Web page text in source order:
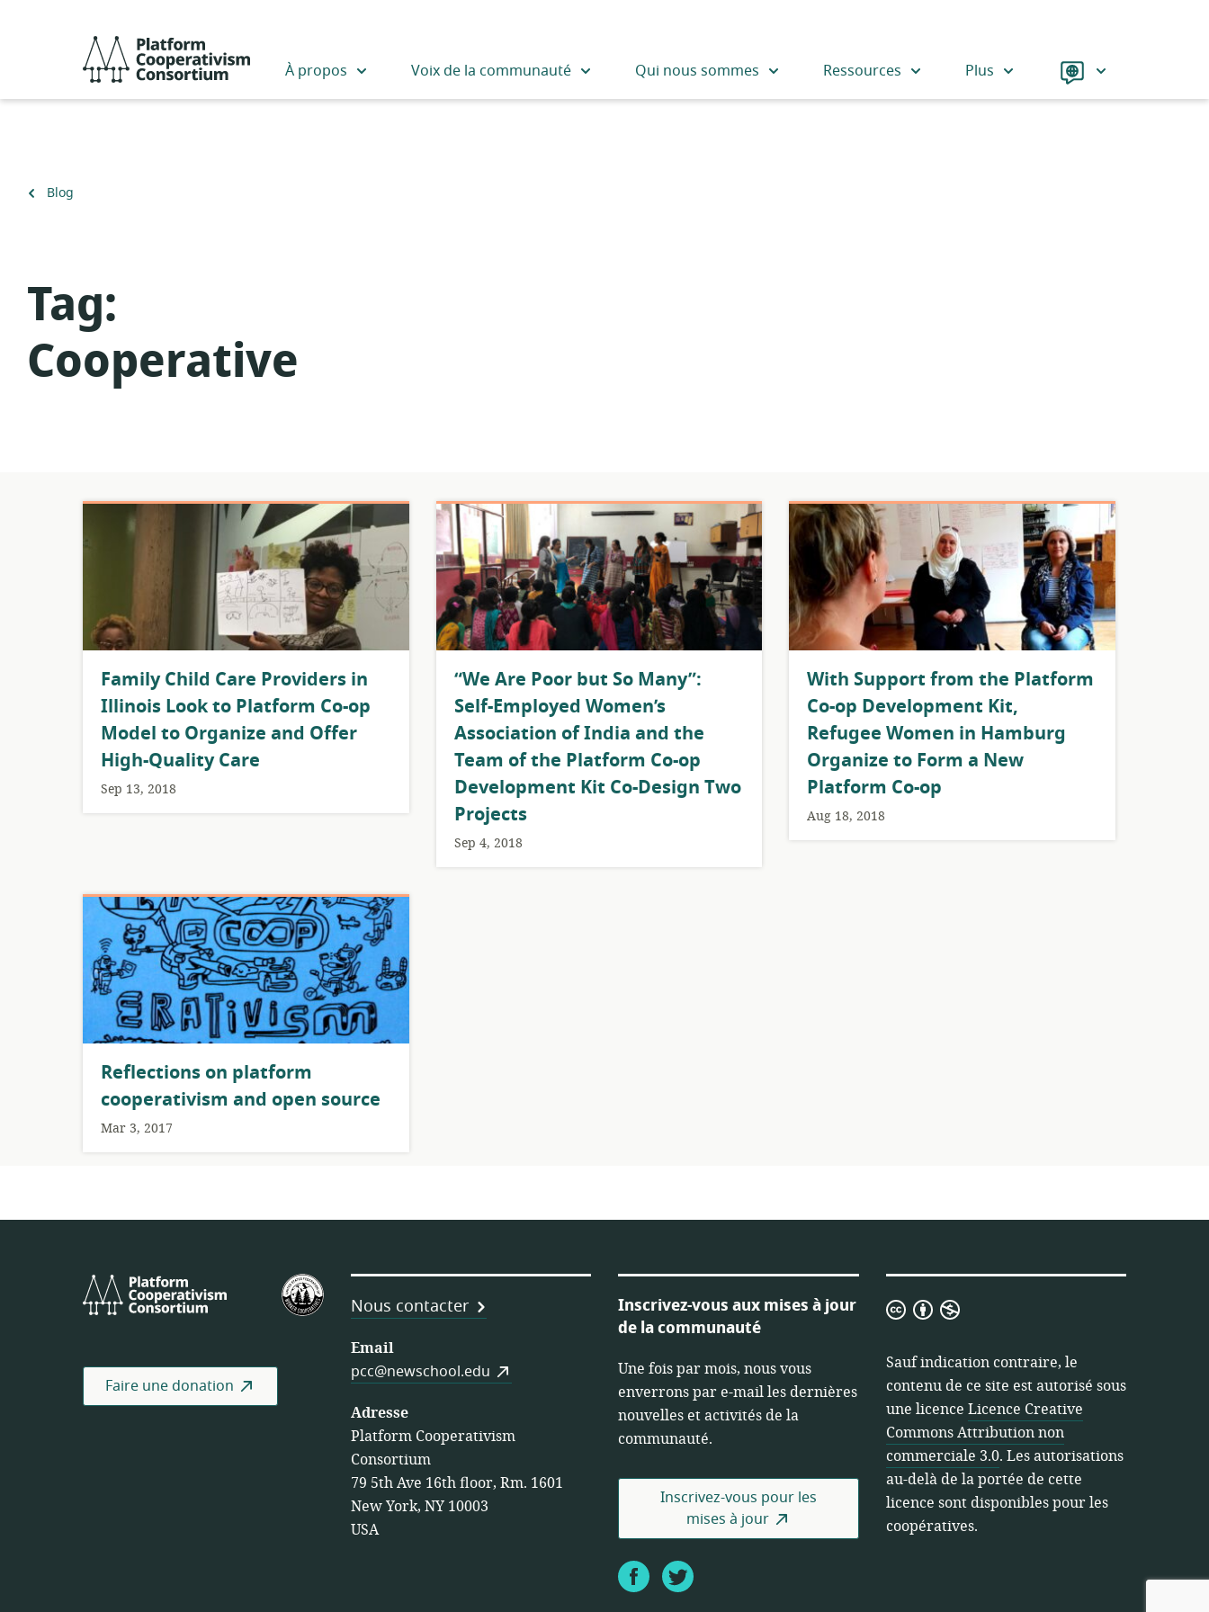
Cooperativism
À propos Voix de la communauté Qui nous sommes Ressources Plus Langue
Retour
Blog
Tag:
Cooperative
​Family Child Care Providers in
Illinois Look to Platform Co-op
Model to Organize and Offer
High-Quality Care
Sep 13, 2018
​“We Are Poor but So Many”:
Self-Employed Women’s
Association of India and the
Team of the Platform Co-op
Development Kit Co-Design Two
Projects
Sep 4, 2018
With Support from the Platform
Co-op Development Kit,
Refugee Women in Hamburg
Organize to Form a New
Platform Co-op
Aug 18, 2018
Reflections on platform
cooperativism and open source
Mar 3, 2017
Platform
Cooperativism
Fédération
américaine
coopératives
Faire une donation
Nous contacter
Email
pcc@newschool.edu
Adresse
Platform Cooperativism
Consortium
79 5th Ave 16th floor, Rm. 1601
New York, NY 10003
USA
Inscrivez-vous aux mises à jour
de la communauté
Une fois par mois, nous vous
enverrons par e-mail les dernières
nouvelles et activités de la
communauté.
Inscrivez-vous pour les
mises à jour
FacebookTwitter
Licence
Commons
Attribution
non
commerciale
3.0
Sauf indication contraire, le
contenu de ce site est autorisé sous
une licence Licence Creative
Commons Attribution non
commerciale 3.0. Les autorisations
au-delà de la portée de cette
licence sont disponibles pour les
coopératives.